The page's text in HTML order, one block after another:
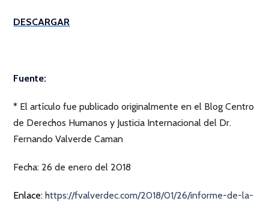
DESCARGAR
Fuente:
* El artículo fue publicado originalmente en el Blog Centro
de Derechos Humanos y Justicia Internacional del Dr.
Fernando Valverde Caman
Fecha: 26 de enero del 2018
Enlace:https://fvalverdec.com/2018/01/26/informe-de-la-